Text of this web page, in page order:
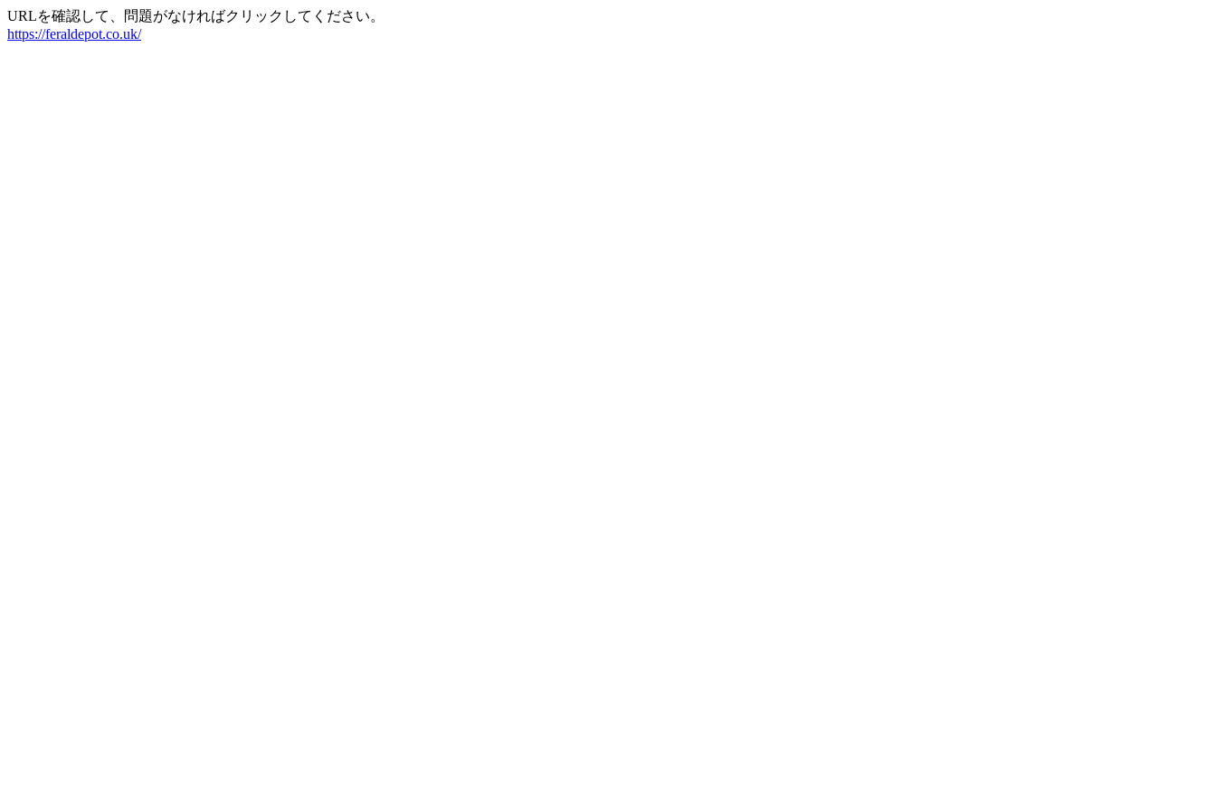
URLを確認して、問題がなければクリックしてください。
https://feraldepot.co.uk/